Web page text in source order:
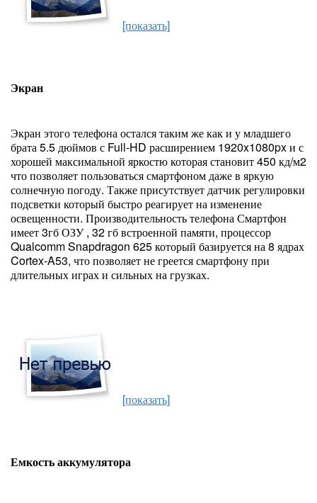
[показать]
Экран
Экран этого телефона остался таким же как и у младшего
брата 5.5 дюймов с Full-HD расширением 1920x1080px и с
хорошей максимальной яркостю которая становит 450 кд/м2
что позволяет пользоваться смартфоном даже в яркую
солнечную погоду. Также присутствует датчик регулировки
подсветки который быстро реагирует на изменение
освещенности. Производительность телефона Смартфон
имеет 3гб ОЗУ , 32 гб встроенной памяти, процессор
Qualcomm Snapdragon 625 который базируется на 8 ядрах
Cortex-A53, что позволяет не греется смартфону при
длительных играх и сильных на грузках.
[показать]
Емкость аккумулятора